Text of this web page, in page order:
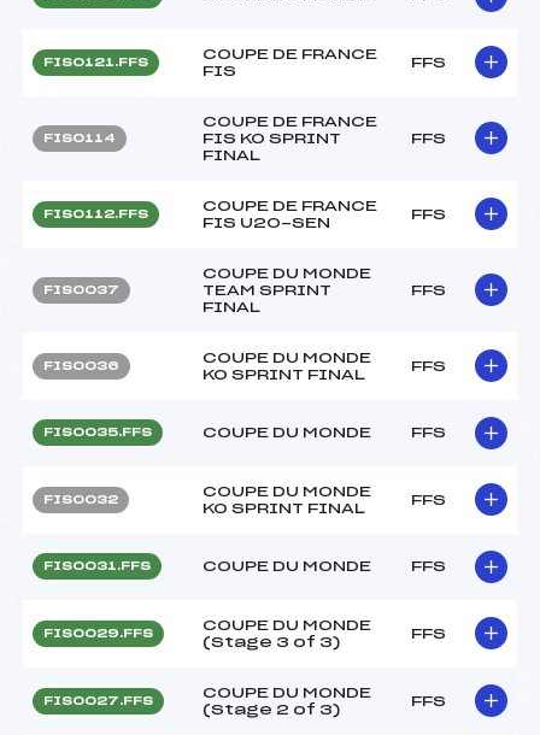
FIS0121.FFS
COUPE DE FRANCE
FIS
FFS
FIS0114
COUPE DE FRANCE
FIS KO SPRINT
FINAL
FFS
FIS0112.FFS
COUPE DE FRANCE
FIS U20-SEN
FFS
FIS0037
COUPE DU MONDE
TEAM SPRINT
FINAL
FFS
FIS0036
COUPE DU MONDE
KO SPRINT FINAL
FFS
FIS0035.FFS COUPE DU MONDE FFS
FIS0032
COUPE DU MONDE
KO SPRINT FINAL
FFS
FIS0031.FFS COUPE DU MONDE FFS
FIS0029.FFS
COUPE DU MONDE
(Stage 3 of 3)
FFS
FIS0027.FFS
COUPE DU MONDE
(Stage 2 of 3)
FFS